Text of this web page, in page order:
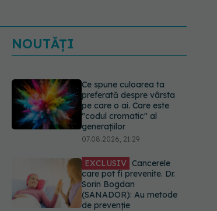
NOUTĂȚI
Ce spune culoarea ta
preferată despre vârsta
pe care o ai. Care este
"codul cromatic" al
generațiilor
07.08.2026, 21:29
EXCLUSIV Cancerele
care pot fi prevenite. Dr.
Sorin Bogdan
(SANADOR): Au metode
de prevenție